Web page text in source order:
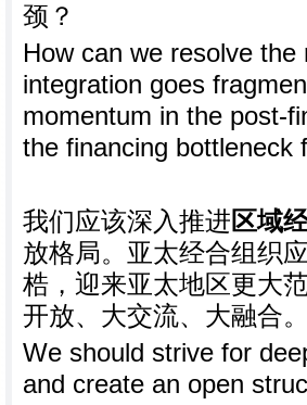
颈？
How can we resolve
integration goes
momentum in the post-
the financing bottleneck
我们应该深入推进区域
放格局。亚太经合组织
梏，迎来亚太地区更大
开放、大交流、大融合。
We should strive for
and create an open